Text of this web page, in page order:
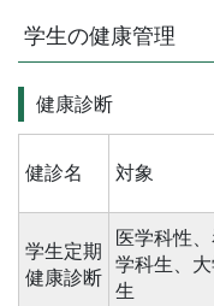
学生の健康管理
健康診断
健診名 対象
学生定期
健康診断
医学科性
学科生、
生